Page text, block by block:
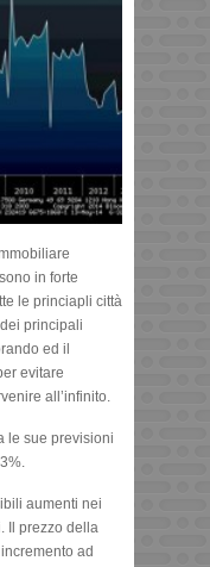
in forte
le princiapli città
principali
ed il
evitare
all’infinito.
le sue previsioni
aumenti nei
Il prezzo della
ad